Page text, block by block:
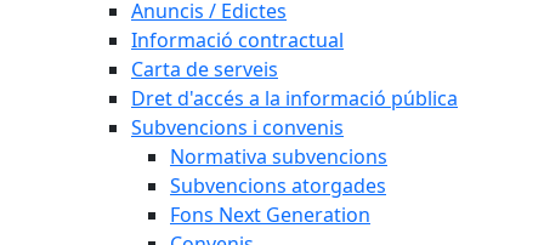
Anuncis / Edictes
Informació contractual
Carta de serveis
Dret d'accés a la informació pública
Subvencions i convenis
Normativa subvencions
Subvencions atorgades
Fons Next Generation